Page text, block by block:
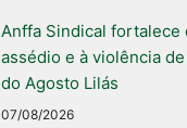
Anffa Sindical fortalece
assédio e à violência
do Agosto Lilás
07/08/2026